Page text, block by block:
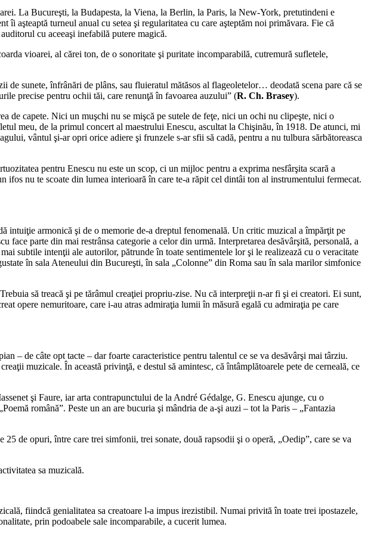
La Bucureşti, la Budapesta, la Viena, la Berlin, la Paris, la New-York, pretutindeni e
aşteaptă turneul anual cu setea şi regularitatea cu care aşteptăm noi primăvara. Fie că
cu aceeaşi inefabilă putere magică.
vioarei, al cărei ton, de o sonoritate şi puritate incomparabilă, cutremură sufletele,
sunete, înfrânări de plâns, sau fluieratul mătăsos al flageoletelor… deodată scena pare că se
precise pentru ochii tăi, care renunţă în favoarea auzului” (R. Ch. Brasey).
de capete. Nici un muşchi nu se mişcă pe sutele de feţe, nici un ochi nu clipeşte, nici o
meu, de la primul concert al maestrului Enescu, ascultat la Chişinău, în 1918. De atunci, mi
vântul şi-ar opri orice adiere şi frunzele s-ar sfii să cadă, pentru a nu tulbura sărbătoreasca
pentru Enescu nu este un scop, ci un mijloc pentru a exprima nesfârşita scară a
nu te scoate din lumea interioară în care te-a răpit cel dintâi ton al instrumentului fermecat.
intuiţie armonică şi de o memorie de-a dreptul fenomenală. Un critic muzical a împărţit pe
parte din mai restrânsa categorie a celor din urmă. Interpretarea desăvârşită, personală, a
subtile intenţii ale autorilor, pătrunde în toate sentimentele lor şi le realizează cu o veracitate
în sala Ateneului din Bucureşti, în sala „Colonne” din Roma sau în sala marilor simfonice
să treacă şi pe tărâmul creaţiei propriu-zise. Nu că interpreţii n-ar fi şi ei creatori. Ei sunt,
opere nemuritoare, care i-au atras admiraţia lumii în măsură egală cu admiraţia pe care
– de câte opt tacte – dar foarte caracteristice pentru talentul ce se va desăvârşi mai târziu.
muzicale. În această privinţă, e destul să amintesc, că întâmplătoarele pete de cerneală, ce
şi Faure, iar arta contrapunctului de la André Gédalge, G. Enescu ajunge, cu o
română”. Peste un an are bucuria şi mândria de a-şi auzi – tot la Paris – „Fantazia
de opuri, între care trei simfonii, trei sonate, două rapsodii şi o operă, „Oedip”, care se va
sa muzicală.
fiindcă genialitatea sa creatoare l-a impus irezistibil. Numai privită în toate trei ipostazele,
prin podoabele sale incomparabile, a cucerit lumea.